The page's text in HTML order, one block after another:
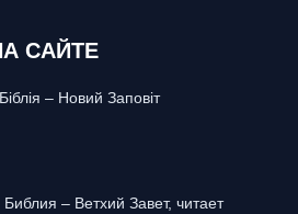
САЙТЕ
– Новий Заповіт
– Ветхий Завет, читает